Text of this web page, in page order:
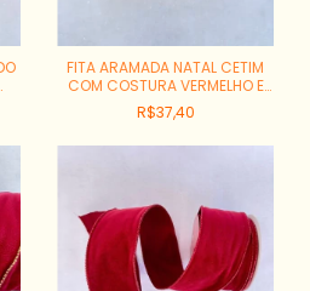
FITA ARAMADA NATAL CETIM
COM COSTURA VERMELHO E
VERDE REF:78057-001
R$37,40